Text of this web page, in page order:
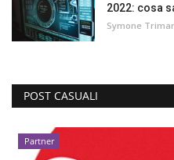
2022: cosa
Symone
POST CASUALI
Partner